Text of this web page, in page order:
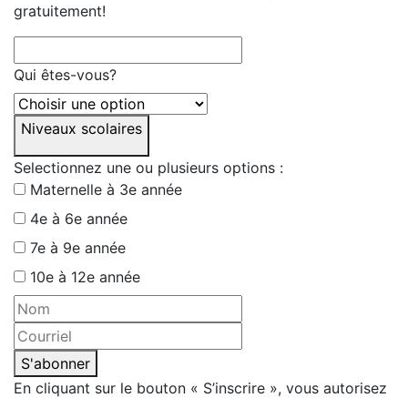
gratuitement!
Qui êtes-vous?
Niveaux scolaires
Selectionnez une ou plusieurs options :
Maternelle à 3e année
4e à 6e année
7e à 9e année
10e à 12e année
S'abonner
En cliquant sur le bouton « S’inscrire », vous autorisez